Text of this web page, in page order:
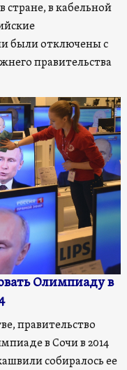
стране, в кабельной
были отключены с
правительства
Олимпиаду в
правительство
в Сочи в 2014
собиралось ее